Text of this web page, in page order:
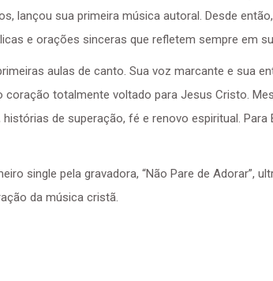
lançou sua primeira música autoral. Desde
e orações sinceras que refletem sempre em
aulas de canto. Sua voz marcante e sua
coração totalmente voltado para Jesus Cristo.
de superação, fé e renovo espiritual.
single pela gravadora, “Não Pare de Adorar”,
da música cristã.